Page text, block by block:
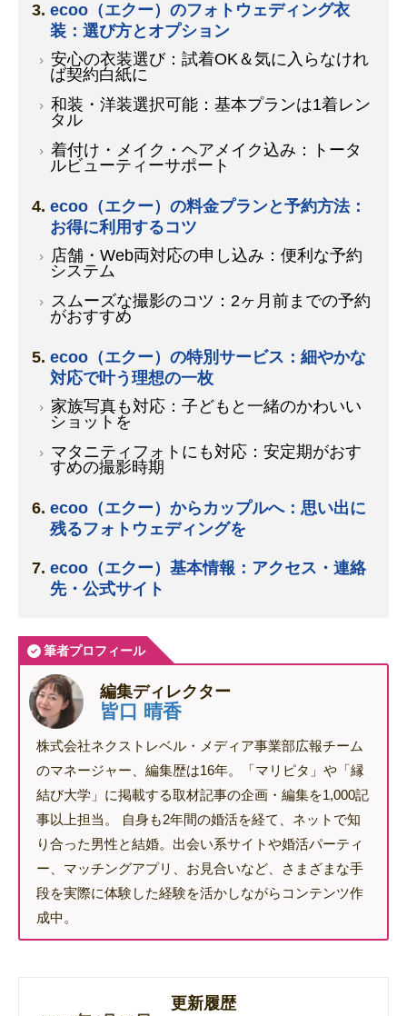
ecoo（エクー）のフォトウェディング衣
装：選び方とオプション
安心の衣装選び：試着OK＆気に入らなけれ
ば契約白紙に
和装・洋装選択可能：基本プランは1着レン
タル
着付け・メイク・ヘアメイク込み：トータ
ルビューティーサポート
ecoo（エクー）の料金プランと予約方法：
お得に利用するコツ
店舗・Web両対応の申し込み：便利な予約
システム
スムーズな撮影のコツ：2ヶ月前までの予約
がおすすめ
ecoo（エクー）の特別サービス：細やかな
対応で叶う理想の一枚
家族写真も対応：子どもと一緒のかわいい
ショットを
マタニティフォトにも対応：安定期がおす
すめの撮影時期
ecoo（エクー）からカップルへ：思い出に
残るフォトウェディングを
ecoo（エクー）基本情報：アクセス・連絡
先・公式サイト
筆者プロフィール
編集ディレクター
皆口 晴香
株式会社ネクストレベル・メディア事業部広報チーム
のマネージャー、編集歴は16年。「マリピタ」や「縁
結び大学」に掲載する取材記事の企画・編集を1,000記
事以上担当。 自身も2年間の婚活を経て、ネットで知
り合った男性と結婚。出会い系サイトや婚活パーティ
ー、マッチングアプリ、お見合いなど、さまざまな手
段を実際に体験した経験を活かしながらコンテンツ作
成中。
更新履歴